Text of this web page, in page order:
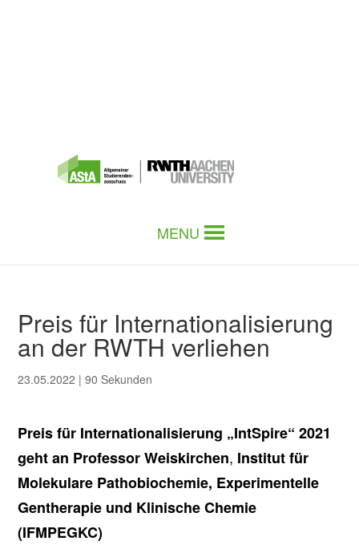
MENU
Preis für Internationalisierung
an der RWTH verliehen
23.05.2022 |90 Sekunden
Preis für Internationalisierung „IntSpire“ 2021
geht an Professor Weiskirchen, Institut für
Molekulare Pathobiochemie, Experimentelle
Gentherapie und Klinische Chemie
(IFMPEGKC)